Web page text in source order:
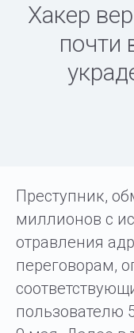
Хакер
почти
Преступник,
миллионов с
отравления
переговорам,
пользователю